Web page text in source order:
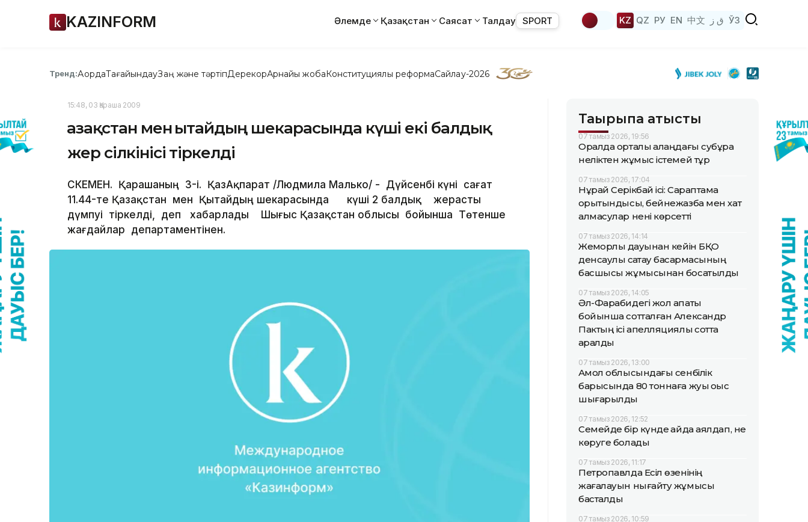
KAZINFORM Әлемде Қазақстан Саясат Талдау SPORT KZ QZ РУ EN 中文 ق ز ЎЗ
Тренд:АқордаТағайындауЗаң және тәртіпДерекқорАрнайы жобаКонституциялық реформаСайлау-2026
15:48, 03 Қараша 2009
Қазақстан мен Қытайдың шекарасында күші екі балдық
жер сілкінісі тіркелді
ӨСКЕМЕН. Қарашаның 3-і. ҚазАқпарат /Людмила Малько/ - Дүйсенбі күні сағат
11.44-те Қазақстан мен Қытайдың шекарасында күші 2 балдық жерасты
дүмпуі тіркелді, деп хабарлады Шығыс Қазақстан облысы бойынша Төтенше
жағдайлар департаментінен.
Тақырыпқа қатысты
07 тамыз 2026, 19:56
Оралда орталық алаңдағы субұрқақ
неліктен жұмыс істемей тұр
07 тамыз 2026, 17:04
Нұрай Серікбай ісі: Сараптама
қорытындысы, бейнежазба мен хат
алмасулар нені көрсетті
07 тамыз 2026, 14:14
Жемқорлық дауынан кейін БҚО
денсаулық сақтау басқармасының
басшысы жұмысынан босатылды
07 тамыз 2026, 14:05
Әл-Фарабидегі жол апаты
бойынша сотталған Александр
Пактың ісі апелляциялық сотта
қаралды
07 тамыз 2026, 13:00
Ақмол облысындағы сенбілік
барысында 80 тоннаға жуық қоқыс
шығарылды
07 тамыз 2026, 12:52
Семейде бір күнде қайда аялдап, не
көруге болады
07 тамыз 2026, 11:17
Петропавлда Есіл өзенінің
жағалауын нығайту жұмысы
басталды
07 тамыз 2026, 10:59